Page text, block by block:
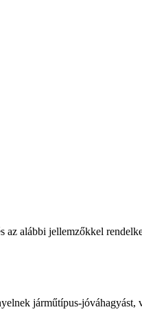
az alábbi jellemzőkkel
járműtípus-jóváhagyást,